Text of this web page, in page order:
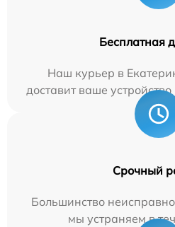
Бесплатная
Наш курьер в
доставит ваше
Срочный
Большинство
мы устраняем в